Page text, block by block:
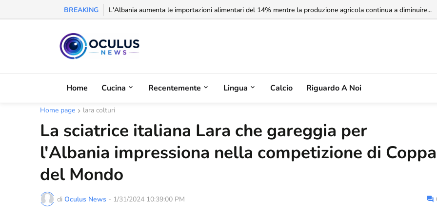
BREAKING L'Albania aumenta le importazioni alimentari del 14% mentre la produzione agricola continua a diminuire...
Home Cucina Recentemente Lingua Calcio Riguardo A Noi
Home page lara colturi
La sciatrice italiana Lara che gareggia per
l'Albania impressiona nella competizione di Coppa
del Mondo
di Oculus News - 1/31/2024 10:39:00 PM